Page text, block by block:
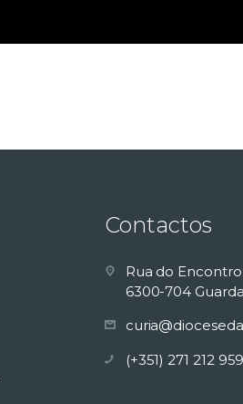
Contactos
Rua do Encontro
6300-704 Guarda
(+351) 271 212 959